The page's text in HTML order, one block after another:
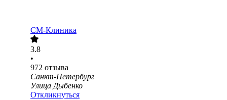
СМ-Клиника
3.8
•
972 отзыва
Санкт-Петербург
Улица Дыбенко
Откликнуться